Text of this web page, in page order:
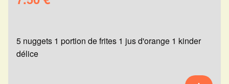
5 nuggets 1 portion de frites 1 jus d'orange 1 kinder
délice